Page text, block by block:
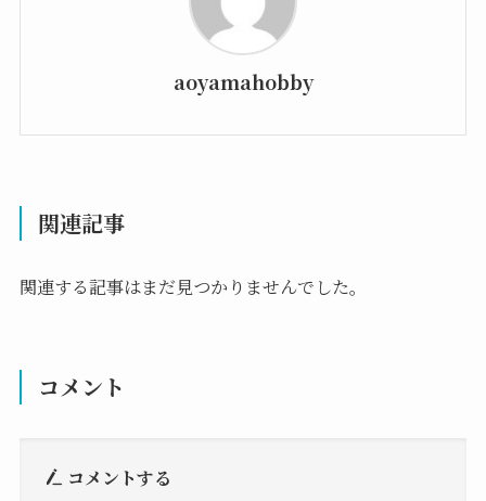
aoyamahobby
関連記事
関連する記事はまだ見つかりませんでした。
コメント
コメントする